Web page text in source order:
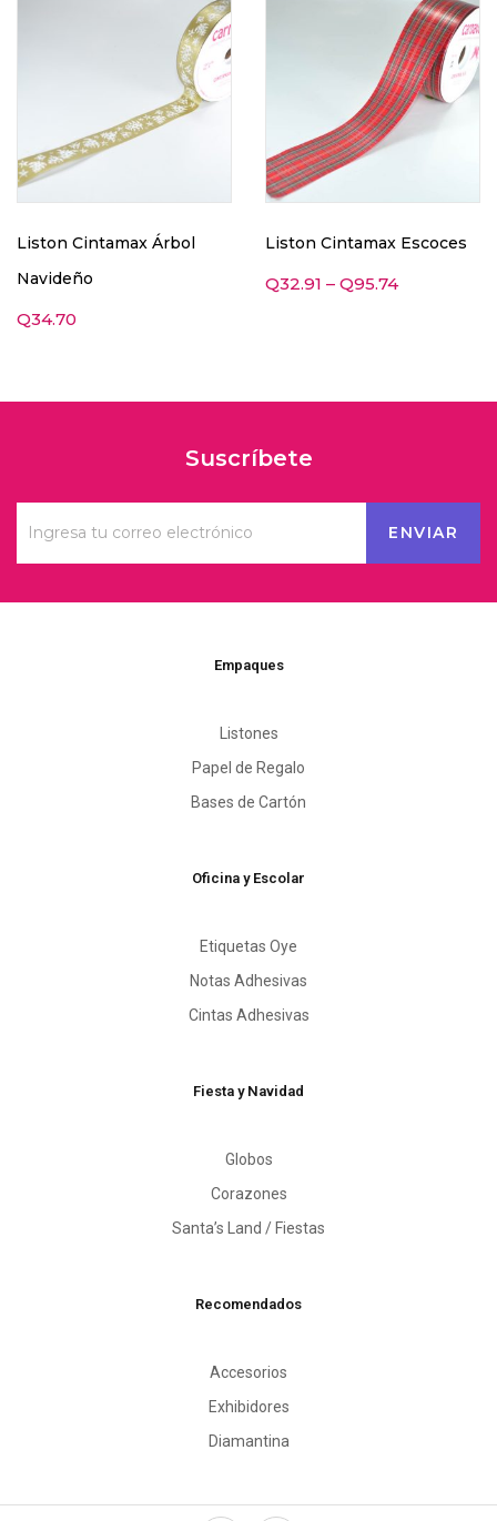
Liston Cintamax Árbol
Navideño
Q34.70
Liston Cintamax Escoces
Q32.91 – Q95.74
Suscríbete
Empaques
Listones
Papel de Regalo
Bases de Cartón
Oficina y Escolar
Etiquetas Oye
Notas Adhesivas
Cintas Adhesivas
Fiesta y Navidad
Globos
Corazones
Santa’s Land / Fiestas
Recomendados
Accesorios
Exhibidores
Diamantina